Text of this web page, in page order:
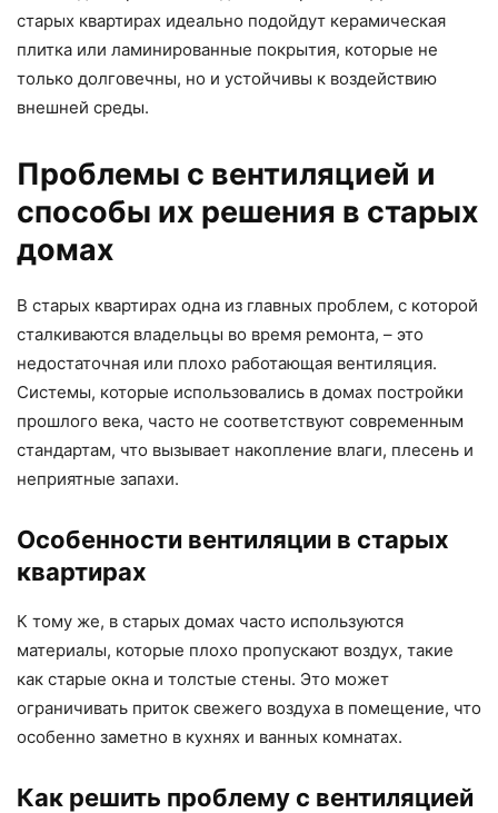
старых квартирах идеально подойдут керамическая
плитка или ламинированные покрытия, которые не
только долговечны, но и устойчивы к воздействию
внешней среды.
Проблемы с вентиляцией и
способы их решения в старых
домах
В старых квартирах одна из главных проблем, с которой
сталкиваются владельцы во время ремонта, – это
недостаточная или плохо работающая вентиляция.
Системы, которые использовались в домах постройки
прошлого века, часто не соответствуют современным
стандартам, что вызывает накопление влаги, плесень и
неприятные запахи.
Особенности вентиляции в старых
квартирах
К тому же, в старых домах часто используются
материалы, которые плохо пропускают воздух, такие
как старые окна и толстые стены. Это может
ограничивать приток свежего воздуха в помещение, что
особенно заметно в кухнях и ванных комнатах.
Как решить проблему с вентиляцией